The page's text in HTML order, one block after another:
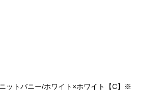
ットバニー/ホワイト×ホワイト【C】※